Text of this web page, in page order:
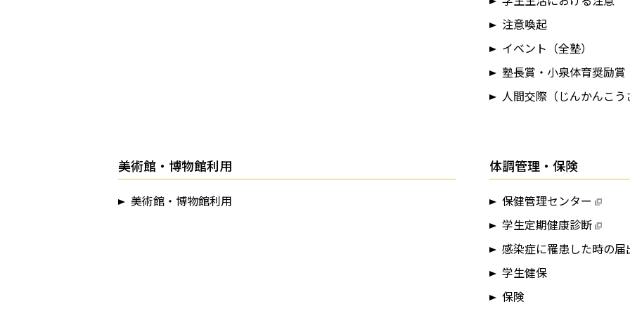
注意喚起
イベント（全塾）
塾長賞・小泉体育奨励賞
人間交際（じんかんこう
美術館・博物館利用
美術館・博物館利用
体調管理・保険
保健管理センター
学生定期健康診断
感染症に罹患した時の届
学生健保
保険